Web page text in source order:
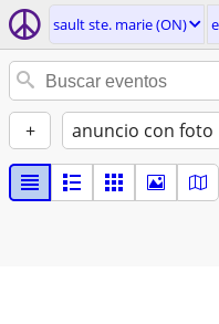
sault ste. marie (ON)
+ anuncio con foto